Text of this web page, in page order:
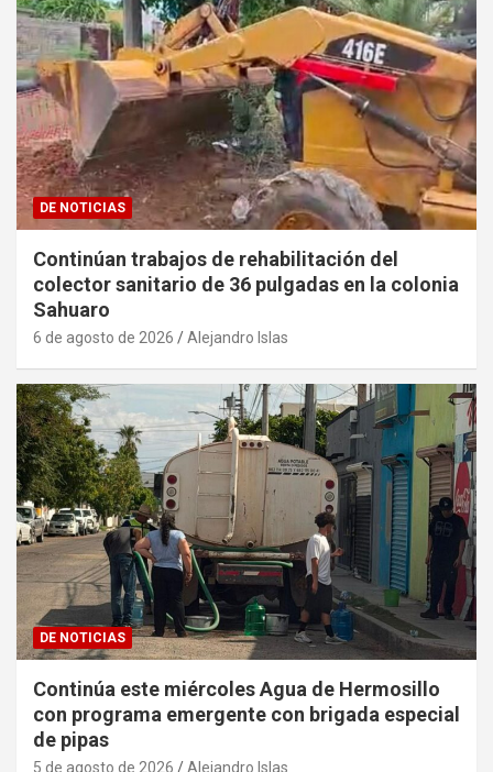
DE NOTICIAS
Continúan trabajos de rehabilitación del
colector sanitario de 36 pulgadas en la colonia
Sahuaro
6 de agosto de 2026 Alejandro Islas
DE NOTICIAS
Continúa este miércoles Agua de Hermosillo
con programa emergente con brigada especial
de pipas
5 de agosto de 2026 Alejandro Islas